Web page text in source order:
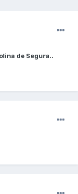
de Segura..